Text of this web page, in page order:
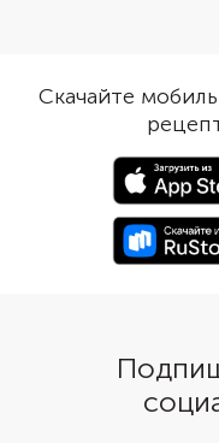
лучше ничем не
Готовый хлеб
с приятной
текстурой. Из
ингредиентов
небольшая буханка
Скачайте